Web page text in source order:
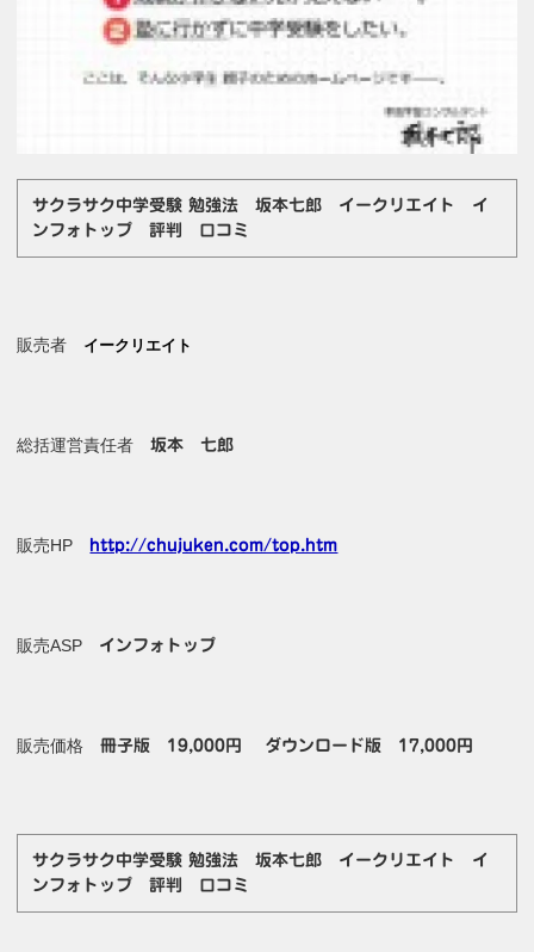
サクラサク中学受験 勉強法 坂本七郎 イークリエイト イ
ンフォトップ 評判 口コミ
販売者 イークリエイト
総括運営責任者坂本 七郎
販売HP http://chujuken.com/top.htm
販売ASP インフォトップ
販売価格冊子版 19,000円 ダウンロード版 17,000円
サクラサク中学受験 勉強法 坂本七郎 イークリエイト イ
ンフォトップ 評判 口コミ